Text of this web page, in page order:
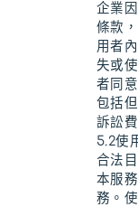
企業
條款
用者
失或
者同
包括
訴訟
5.2使
合法
本服
務。